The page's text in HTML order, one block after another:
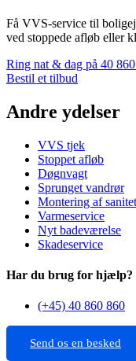
Få VVS-service til
ved stoppede afløb eller
Ring nat & dag på 40
Bestil et tilbud
Andre ydelser
VVS tjek
Stoppet afløb
Døgnvagt
Sprunget vandrør
Montering af sanitet
Varmeservice
Nyt badeværelse
Skadeservice
Har du brug for hjælp?
(+45) 40 860 860
Send os en besked